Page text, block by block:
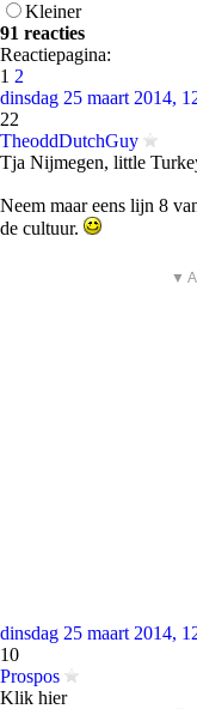
Kleiner
91 reacties
Reactiepagina:
1 2
dinsdag 25 maart 2014,
22
TheoddDutchGuy
Tja Nijmegen, little
Neem maar eens lijn 8
de cultuur.
▼
dinsdag 25 maart 2014,
10
Prospos
Klik hier